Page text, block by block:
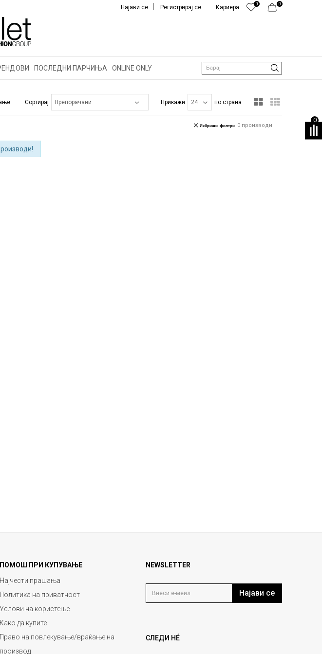
0
0
Кариера
Најави се Регистрирај се
ПОСЛЕДНИ ПАРЧИЊА ONLINE ONLY Барај
0
Сортирај Прикажи по страна
0 производи
Избриши филтри
ПОМОШ ПРИ КУПУВАЊЕ
Најчести прашања
Политика на приватност
Услови на користење
Како да купите
Право на повлекување/враќање на
производ
NEWSLETTER
Најави се
СЛЕДИ НÉ